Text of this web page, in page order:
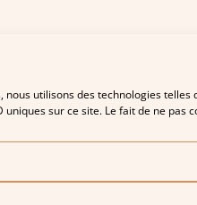
utilisons des technologies
sur ce site. Le fait de ne